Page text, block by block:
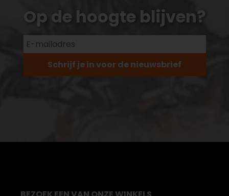
Op de hoogte blijven?
Schrijf je in voor de nieuwsbrief